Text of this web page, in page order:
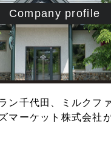
Company profile
ン千代田、ミルクフ
マーケット株式会社